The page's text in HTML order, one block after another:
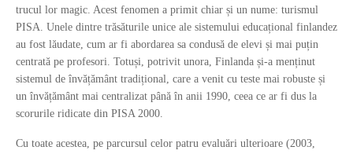
trucul lor magic. Acest fenomen a primit chiar și un nume: turismul
PISA. Unele dintre trăsăturile unice ale sistemului educațional finlandez
au fost lăudate, cum ar fi abordarea sa condusă de elevi și mai puțin
centrată pe profesori. Totuși, potrivit unora, Finlanda și-a menținut
sistemul de învățământ tradițional, care a venit cu teste mai robuste și
un învățământ mai centralizat până în anii 1990, ceea ce ar fi dus la
scorurile ridicate din PISA 2000.
Cu toate acestea, pe parcursul celor patru evaluări ulterioare (2003,